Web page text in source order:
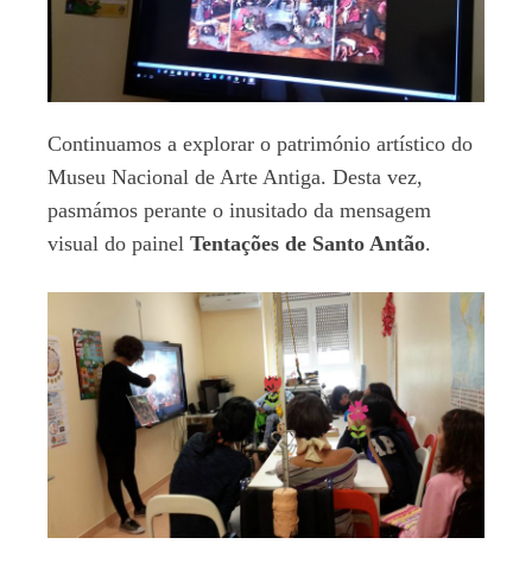
Continuamos a explorar o património artístico do
Museu Nacional de Arte Antiga. Desta vez,
pasmámos perante o inusitado da mensagem
visual do painel Tentações de Santo Antão.